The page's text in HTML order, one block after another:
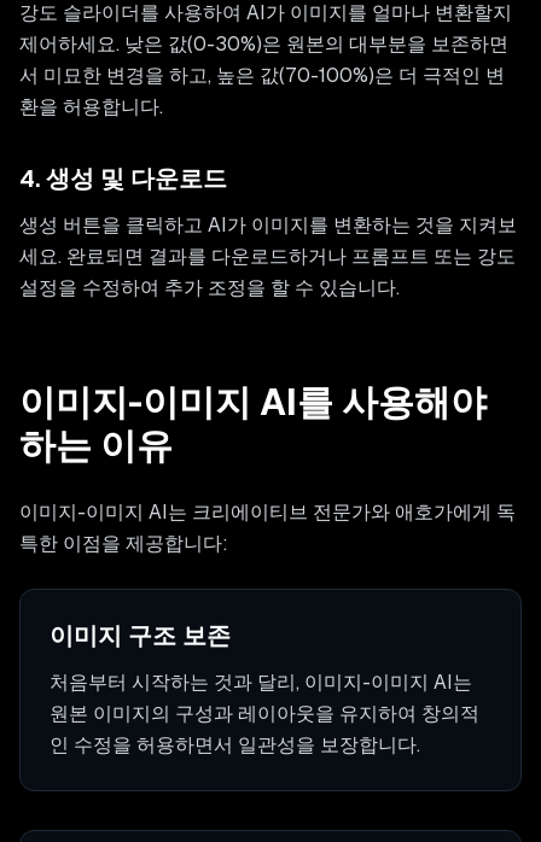
강도 슬라이더를 사용하여 AI가 이미지를 얼마나 변환할지
제어하세요. 낮은 값(0-30%)은 원본의 대부분을 보존하면
서 미묘한 변경을 하고, 높은 값(70-100%)은 더 극적인 변
환을 허용합니다.
4. 생성 및 다운로드
생성 버튼을 클릭하고 AI가 이미지를 변환하는 것을 지켜보
세요. 완료되면 결과를 다운로드하거나 프롬프트 또는 강도
설정을 수정하여 추가 조정을 할 수 있습니다.
이미지-이미지 AI를 사용해야
하는 이유
이미지-이미지 AI는 크리에이티브 전문가와 애호가에게 독
특한 이점을 제공합니다:
이미지 구조 보존
처음부터 시작하는 것과 달리, 이미지-이미지 AI는
원본 이미지의 구성과 레이아웃을 유지하여 창의적
인 수정을 허용하면서 일관성을 보장합니다.